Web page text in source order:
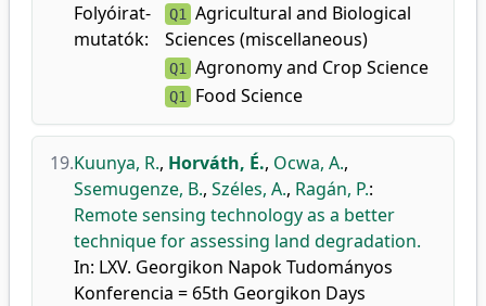
Folyóirat-
mutatók:
Q1 Agricultural and Biological
Sciences (miscellaneous)
Q1 Agronomy and Crop Science
Q1 Food Science
19.Kuunya, R., Horváth, É., Ocwa, A.,
Ssemugenze, B., Széles, A., Ragán, P.:
Remote sensing technology as a better
technique for assessing land degradation.
In: LXV. Georgikon Napok Tudományos
Konferencia = 65th Georgikon Days